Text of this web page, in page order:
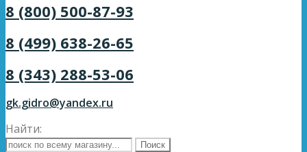
8 (800) 500-87-93
8 (499) 638-26-65
8 (343) 288-53-06
gk.gidro@yandex.ru
Найти: